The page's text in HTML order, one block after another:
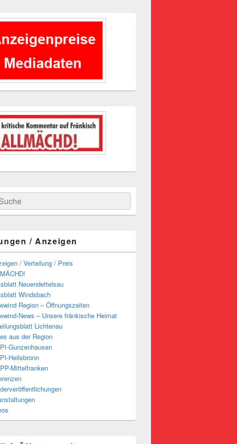
/ Anzeigen
/ Verteilung / Preis
Neuendettelsau
Windsbach
Region – Öffnungszeiten
News – Unsere fränkische Heimat
Lichtenau
aus der Region
PI-Gunzenhausen
PI-Heilsbronn
PP-Mittelfranken